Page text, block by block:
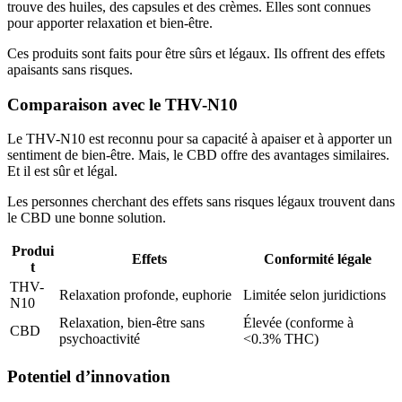
trouve des huiles, des capsules et des crèmes. Elles sont connues
pour apporter relaxation et bien-être.
Ces produits sont faits pour être sûrs et légaux. Ils offrent des effets
apaisants sans risques.
Comparaison avec le THV-N10
Le THV-N10 est reconnu pour sa capacité à apaiser et à apporter un
sentiment de bien-être. Mais, le CBD offre des avantages similaires.
Et il est sûr et légal.
Les personnes cherchant des effets sans risques légaux trouvent dans
le CBD une bonne solution.
Produi
t
Effets
Conformité légale
THV-
N10
Relaxation profonde, euphorie Limitée selon juridictions
CBD
Relaxation, bien-être sans
psychoactivité
Élevée (conforme à
<0.3% THC)
Potentiel d’innovation